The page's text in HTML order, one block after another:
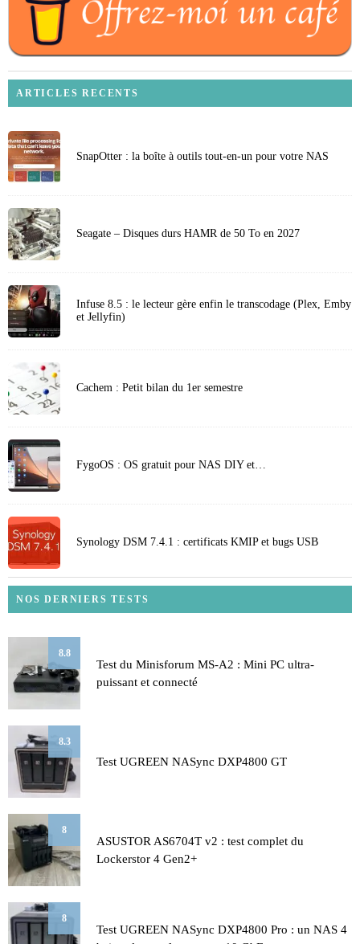
ARTICLES RECENTS
SnapOtter : la boîte à outils tout-en-un pour votre NAS
Seagate – Disques durs HAMR de 50 To en 2027
Infuse 8.5 : le lecteur gère enfin le transcodage (Plex, Emby
et Jellyfin)
Cachem : Petit bilan du 1er semestre
FygoOS : OS gratuit pour NAS DIY et…
Synology DSM 7.4.1 : certificats KMIP et bugs USB
NOS DERNIERS TESTS
8.8
Test du Minisforum MS-A2 : Mini PC ultra-
puissant et connecté
8.3
Test UGREEN NASync DXP4800 GT
8
ASUSTOR AS6704T v2 : test complet du
Lockerstor 4 Gen2+
8
Test UGREEN NASync DXP4800 Pro : un NAS 4